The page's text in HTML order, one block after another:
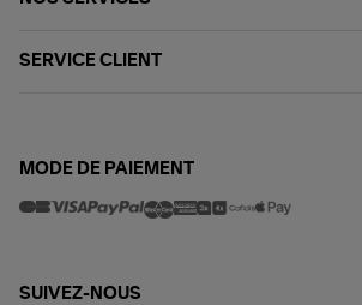
SERVICE CLIENT
MODE DE PAIEMENT
SUIVEZ-NOUS